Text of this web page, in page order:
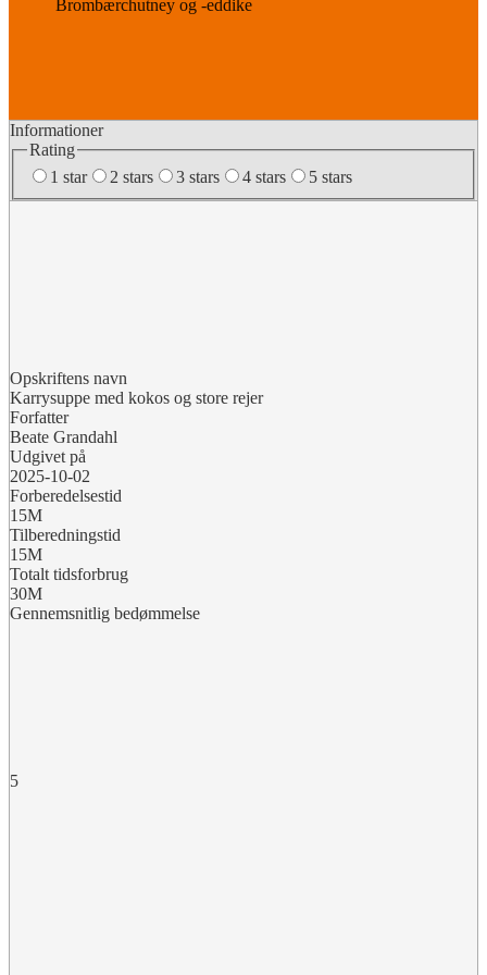
Brombærchutney og -eddike
Informationer
Rating
1 star
2 stars 3 stars 4 stars 5 stars
Opskriftens navn
Karrysuppe med kokos og store rejer
Forfatter
Beate Grandahl
Udgivet på
2025-10-02
Forberedelsestid
15M
Tilberedningstid
15M
Totalt tidsforbrug
30M
Gennemsnitlig bedømmelse
5